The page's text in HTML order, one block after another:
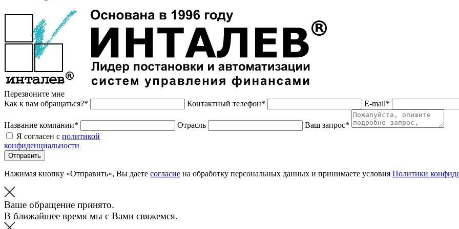
Перезвоните мне
Как к вам обращаться?*
Контактный телефон* E-mail*
Название компании* Отрасль
Ваш запрос*
Я согласен с политикой
конфиденциальности
Отправить
Нажимая кнопку «Отправить», Вы даете согласие на обработку персональных данных и принимаете условия Политики
Ваше обращение принято.
В ближайшее время мы с Вами свяжемся.